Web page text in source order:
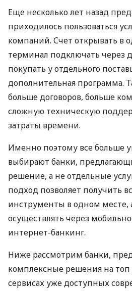
Еще несколько лет назад
приходилось пользоваться
компаний. Счет открывать в
терминал подключать через
покупать у отдельного
дополнительная программа.
больше договоров, больше
сложную техническую
затраты времени.
Именно поэтому все больше
выбирают банки,
решение, а не отдельные
подход позволяет получить
инструменты в одном месте,
осуществлять через
интернет-банкинг.
Ниже рассмотрим банки,
комплексные решения на топ
сервисах уже доступных